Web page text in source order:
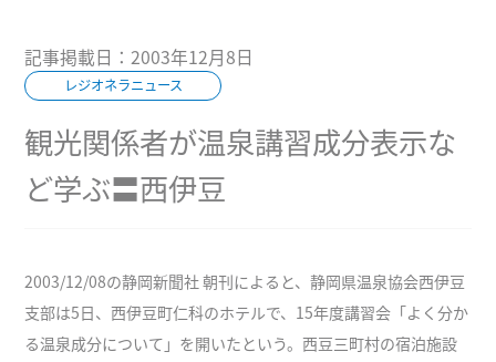
記事掲載日：2003年12月8日
レジオネラニュース
観光関係者が温泉講習成分表示な
ど学ぶ〓西伊豆
2003/12/08の静岡新聞社 朝刊によると、静岡県温泉協会西伊豆
支部は5日、西伊豆町仁科のホテルで、15年度講習会「よく分か
る温泉成分について」を開いたという。西豆三町村の宿泊施設